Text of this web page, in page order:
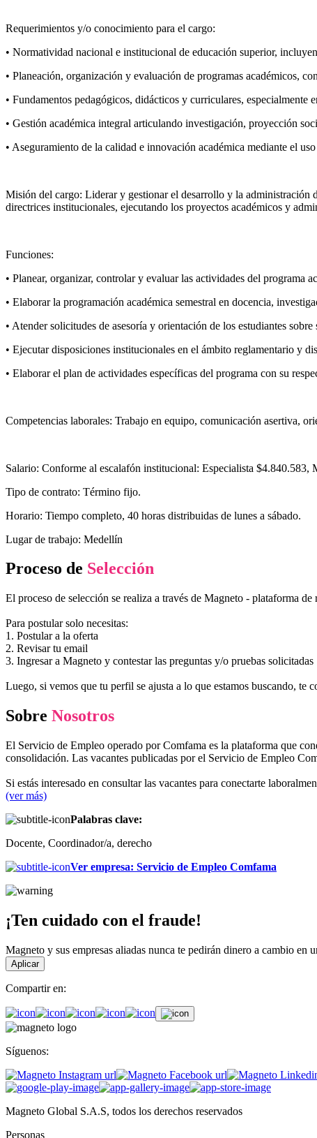
Requerimientos y/o conocimiento para el cargo:
• Normatividad nacional e institucional de educación superior,
• Planeación, organización y evaluación de programas académicos,
• Fundamentos pedagógicos, didácticos y curriculares,
• Gestión académica integral articulando investigación, proyección
• Aseguramiento de la calidad e innovación académica mediante el
Misión del cargo: Liderar y gestionar el desarrollo y la administración
directrices institucionales, ejecutando los proyectos académicos y
Funciones:
• Planear, organizar, controlar y evaluar las actividades del programa
• Elaborar la programación académica semestral en docencia,
• Atender solicitudes de asesoría y orientación de los estudiantes
• Ejecutar disposiciones institucionales en el ámbito reglamentario y
• Elaborar el plan de actividades específicas del programa con su
Competencias laborales: Trabajo en equipo, comunicación asertiva,
Salario: Conforme al escalafón institucional: Especialista
Tipo de contrato: Término fijo.
Horario: Tiempo completo, 40 horas distribuidas de lunes a sábado.
Lugar de trabajo: Medellín
Proceso de Selección
El proceso de selección se realiza a través de Magneto - plataforma
Para postular solo necesitas:
1. Postular a la oferta
2. Revisar tu email
3. Ingresar a Magneto y contestar las preguntas y/o pruebas solicitadas
Luego, si vemos que tu perfil se ajusta a lo que estamos buscando, te
Sobre Nosotros
El Servicio de Empleo operado por Comfama es la plataforma que
consolidación. Las vacantes publicadas por el Servicio de Empleo
Si estás interesado en consultar las vacantes para conectarte
(ver más)
Palabras clave:
Docente, Coordinador/a, derecho
Ver empresa: Servicio de Empleo Comfama
¡Ten cuidado con el fraude!
Magneto y sus empresas aliadas nunca te pedirán dinero a cambio
Aplicar
Compartir en:
Síguenos:
Magneto Global S.A.S, todos los derechos reservados
Personas